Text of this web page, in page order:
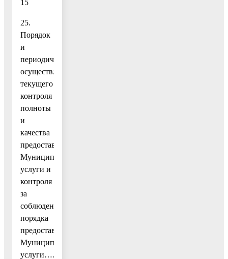
15
25.
Порядок
и
периодичность
осуществления
текущего
контроля
полноты
и
качества
предоставления
Муниципальной
услуги и
контроля
за
соблюдением
порядка
предоставления
Муниципальной